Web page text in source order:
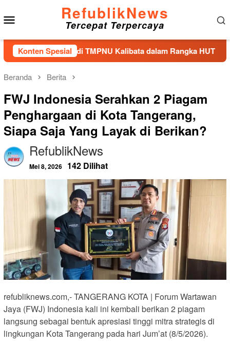
ke
konten
RefublikNews
Tercepat Terpercaya
Konten Spesial
Bunga di TMPNU Kalibata dalam Rangka HUT Ke-40 PPAL
Beranda Berita
FWJ Indonesia Serahkan 2 Piagam
Penghargaan di Kota Tangerang,
Siapa Saja Yang Layak di Berikan?
RefublikNews
Mei 8, 2026 142 Dilihat
refubliknews.com,- TANGERANG KOTA | Forum Wartawan
Jaya (FWJ) Indonesia kali ini kembali berikan 2 piagam
langsung sebagai bentuk apresiasi tinggi mitra strategis di
lingkungan Kota Tangerang pada hari Jum’at (8/5/2026).